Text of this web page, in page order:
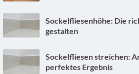
Sockelfliesenhöhe: Die
gestalten
Sockelfliesen streichen:
perfektes Ergebnis